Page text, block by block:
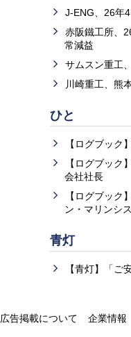
J-ENG、26年
赤阪鐵工所、
常減益
サムスン重工
川崎重工、熊
ひと
【ログブック
【ログブック
会社社長
【ログブック
ン・マリンシ
青灯
【青灯】「ご
広告掲載について 企業情報